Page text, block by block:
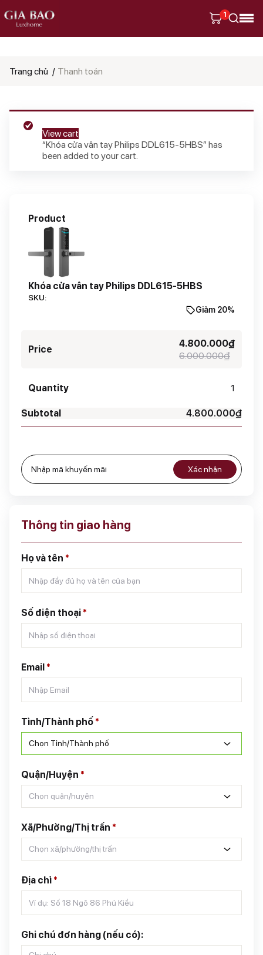
1
kiếm
Trang chủ Thanh toán
“Khóa cửa vân tay Philips DDL615-5HBS” has
been added to your cart.
View cart
Khóa cửa vân tay Philips DDL615-5HBS
SKU:
Giảm 20%
6.000.000₫
4.800.000₫
1
4.800.000₫
Xác nhận
Thông tin giao hàng
Họ và tên *
Số điện thoại *
Email *
Tỉnh/Thành phố *
Chọn Tỉnh/Thành phố
Quận/Huyện *
Chọn quận/huyện
Xã/Phường/Thị trấn *
Chọn xã/phường/thị trấn
Địa chỉ *
Ghi chú đơn hàng (nếu có):